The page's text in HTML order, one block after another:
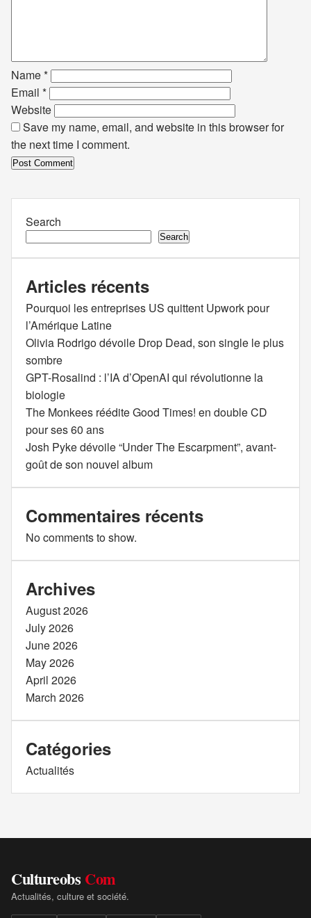
Name*
Email *
Website
Save my name, email, and website in this browser for
the next time I comment.
Search
Search
Articles récents
Pourquoi les entreprises US quittent Upwork pour
l’Amérique Latine
Olivia Rodrigo dévoile Drop Dead, son single le plus
sombre
GPT-Rosalind : l’IA d’OpenAI qui révolutionne la
biologie
The Monkees réédite Good Times! en double CD
pour ses 60 ans
Josh Pyke dévoile “Under The Escarpment”, avant-
goût de son nouvel album
Commentaires récents
No comments to show.
Archives
August 2026
July 2026
June 2026
May 2026
April 2026
March 2026
Catégories
Actualités
Cultureobs Com
Actualités, culture et société.